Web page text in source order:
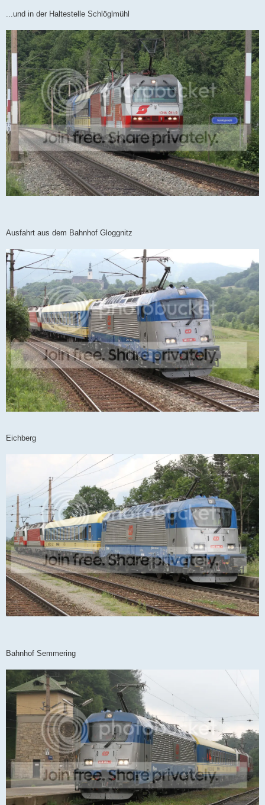
...und in der Haltestelle Schlöglmühl
Ausfahrt aus dem Bahnhof Gloggnitz
Eichberg
Bahnhof Semmering